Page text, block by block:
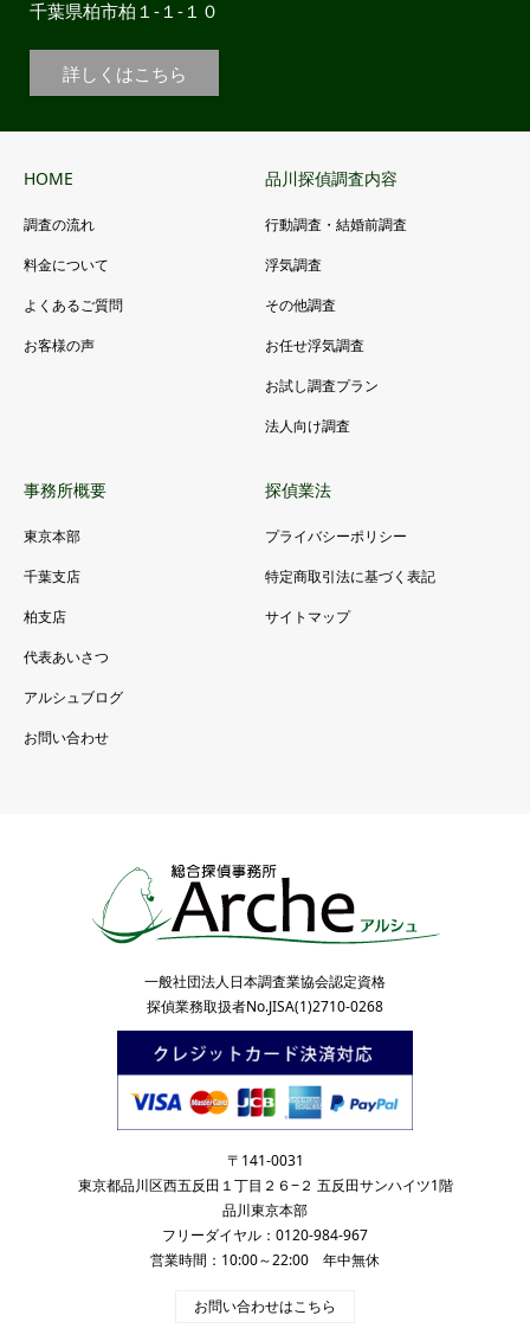
千葉県柏市柏１-１-１０
詳しくはこちら
HOME
調査の流れ
料金について
よくあるご質問
お客様の声
品川探偵調査内容
行動調査・結婚前調査
浮気調査
その他調査
お任せ浮気調査
お試し調査プラン
法人向け調査
事務所概要
東京本部
千葉支店
柏支店
代表あいさつ
アルシュブログ
お問い合わせ
探偵業法
プライバシーポリシー
特定商取引法に基づく表記
サイトマップ
一般社団法人日本調査業協会認定資格
探偵業務取扱者No.JISA(1)2710-0268
〒141-0031
東京都品川区西五反田１丁目２６−２ 五反田サンハイツ1階
品川東京本部
フリーダイヤル：0120-984-967
営業時間：10:00～22:00 年中無休
お問い合わせはこちら